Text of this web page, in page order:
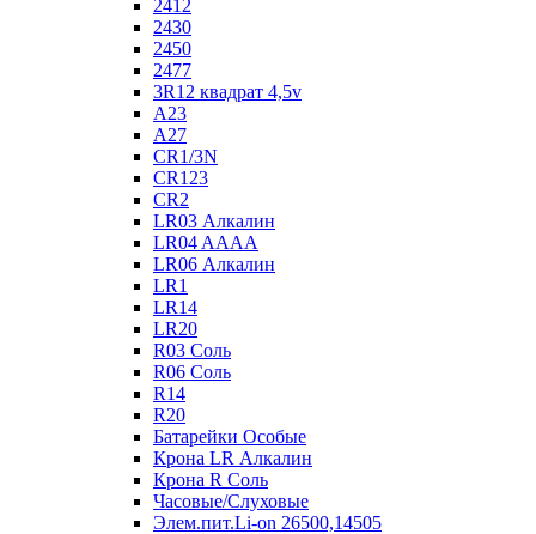
2412
2430
2450
2477
3R12 квадрат 4,5v
A23
A27
CR1/3N
CR123
CR2
LR03 Алкалин
LR04 AAAA
LR06 Алкалин
LR1
LR14
LR20
R03 Соль
R06 Соль
R14
R20
Батарейки Особые
Крона LR Алкалин
Крона R Соль
Часовые/Слуховые
Элем.пит.Li-on 26500,14505